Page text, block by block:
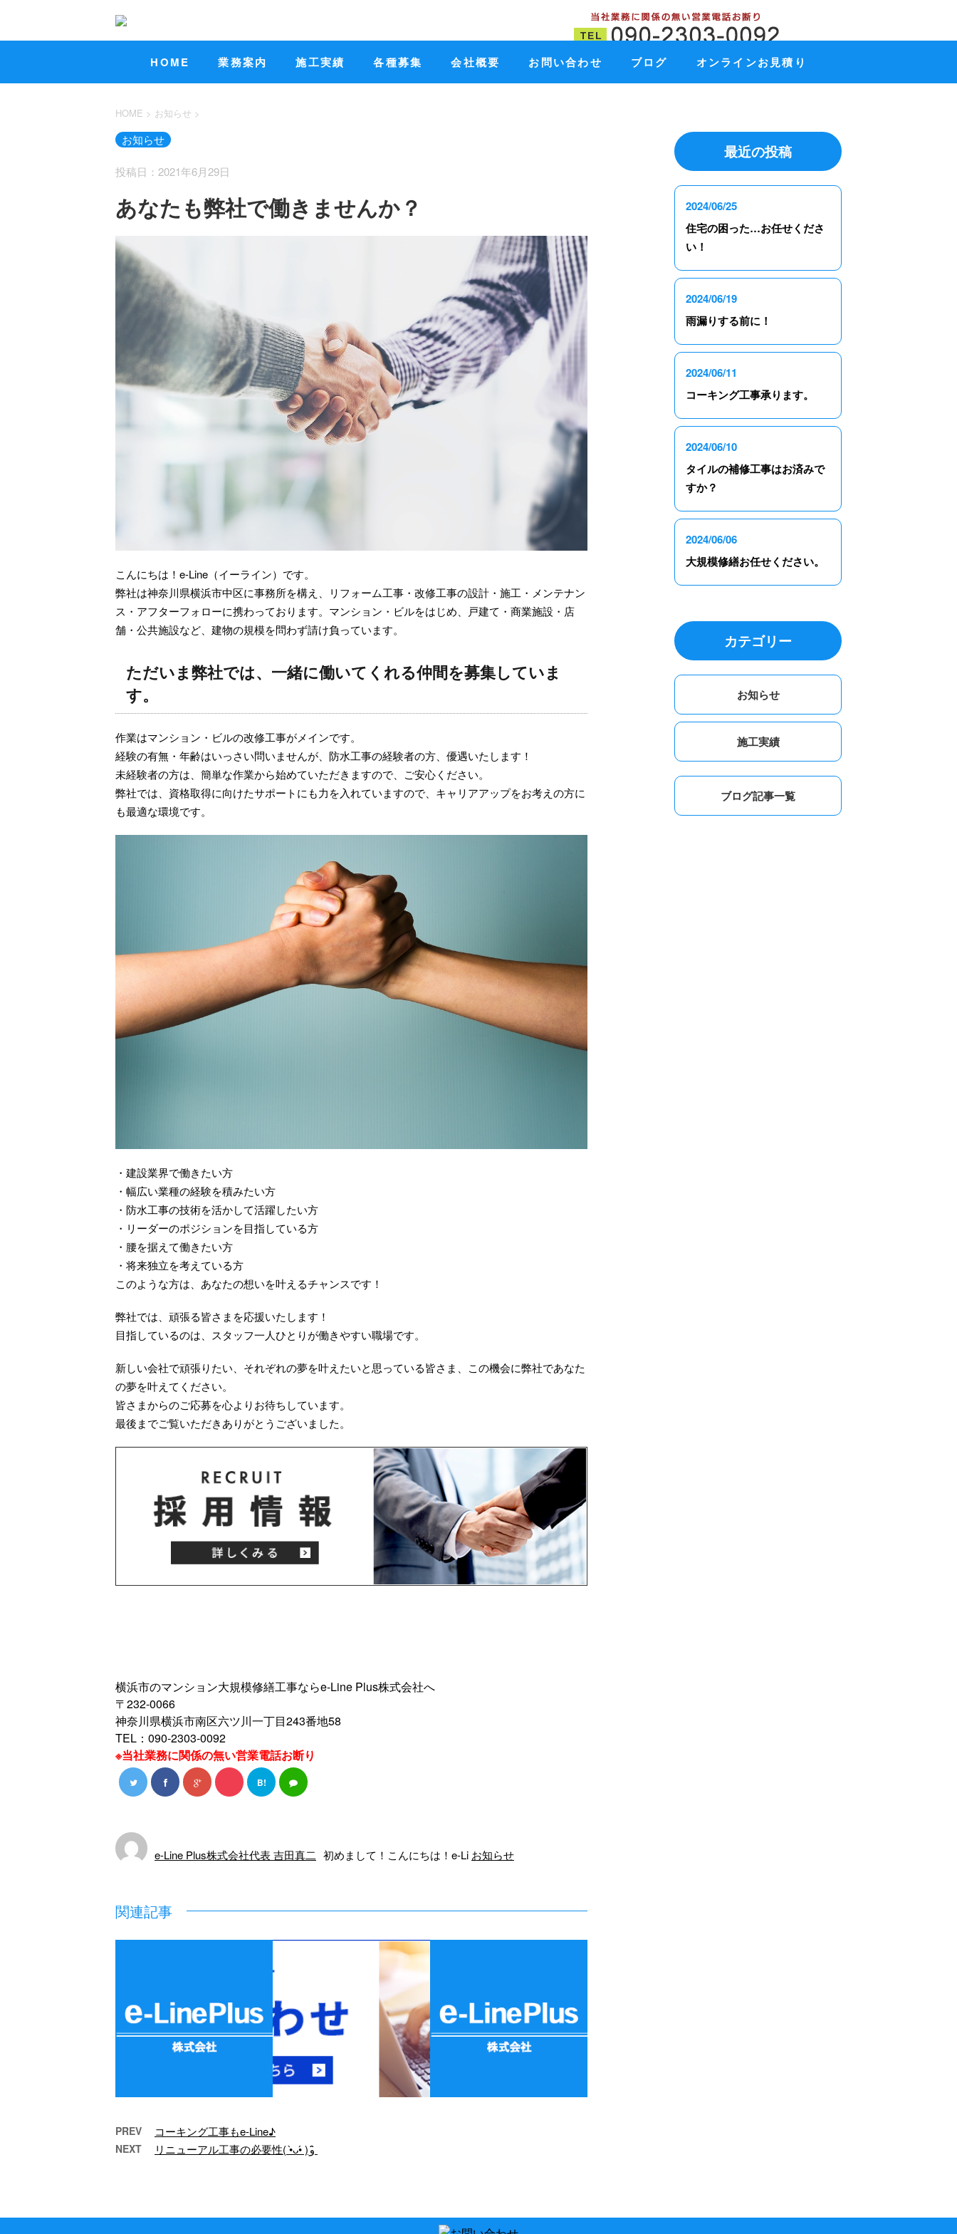
HOME 業務案内 施工実績 各種募集 会社概要 お問い合わせ ブログ オンラインお見積り
HOME > お知らせ >
お知らせ
投稿日：2021年6月29日
あなたも弊社で働きませんか？
こんにちは！e-Line（イーライン）です。
弊社は神奈川県横浜市中区に事務所を構え、リフォーム工事・改修工事の設計・施工・メンテナン
ス・アフターフォローに携わっております。マンション・ビルをはじめ、戸建て・商業施設・店
舗・公共施設など、建物の規模を問わず請け負っています。
ただいま弊社では、一緒に働いてくれる仲間を募集していま
す。
作業はマンション・ビルの改修工事がメインです。
経験の有無・年齢はいっさい問いませんが、防水工事の経験者の方、優遇いたします！
未経験者の方は、簡単な作業から始めていただきますので、ご安心ください。
弊社では、資格取得に向けたサポートにも力を入れていますので、キャリアアップをお考えの方に
も最適な環境です。
・建設業界で働きたい方
・幅広い業種の経験を積みたい方
・防水工事の技術を活かして活躍したい方
・リーダーのポジションを目指している方
・腰を据えて働きたい方
・将来独立を考えている方
このような方は、あなたの想いを叶えるチャンスです！
弊社では、頑張る皆さまを応援いたします！
目指しているのは、スタッフ一人ひとりが働きやすい職場です。
新しい会社で頑張りたい、それぞれの夢を叶えたいと思っている皆さま、この機会に弊社であなた
の夢を叶えてください。
皆さまからのご応募を心よりお待ちしています。
最後までご覧いただきありがとうございました。
横浜市のマンション大規模修繕工事ならe-Line Plus株式会社へ
〒232-0066
神奈川県横浜市南区六ツ川一丁目243番地58
TEL：090-2303-0092
※当社業務に関係の無い営業電話お断り
B!
e-Line Plus株式会社代表 吉田真二 初めまして！こんにちは！e-Li お知らせ
関連記事
LinePlusです！ 弊社で
Line（イーライン）で
LinePlusです！ 防水工
事を得意とするイーラ
PREV コーキング工事もe-Line♪
NEXT
最近の投稿
2024/06/25
住宅の困った…お任せくださ
い！
2024/06/19
雨漏りする前に！
2024/06/11
コーキング工事承ります。
2024/06/10
タイルの補修工事はお済みで
すか？
2024/06/06
大規模修繕お任せください。
カテゴリー
お知らせ
施工実績
ブログ記事一覧